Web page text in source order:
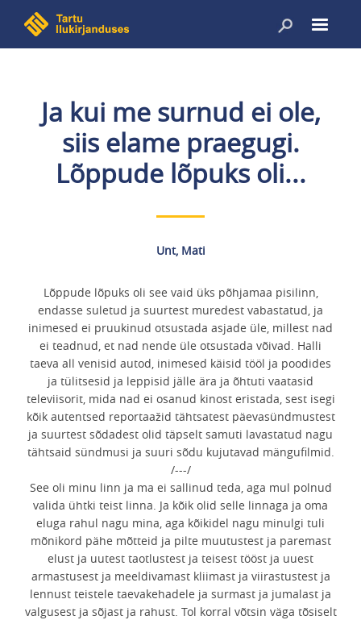
edasi
Ja kui me surnud ei ole,
siis elame praegugi.
Lõppude lõpuks oli...
Unt, Mati
Lõppude lõpuks oli see vaid üks põhjamaa pisilinn,
endasse suletud ja suurtest muredest vabastatud, ja
inimesed ei pruukinud otsustada asjade üle, millest nad
ei teadnud, et nad nende üle otsustada võivad. Halli
taeva all venisid autod, inimesed käisid tööl ja poodides
ja tülitsesid ja leppisid jälle ära ja õhtuti vaatasid
televiisorit, mida nad ei osanud kinost eristada, sest isegi
kõik autentsed reportaažid tähtsatest päevasündmustest
ja suurtest sõdadest olid täpselt samuti lavastatud nagu
tähtsaid sündmusi ja suuri sõdu kujutavad mängufilmid.
/---/
See oli minu linn ja ma ei sallinud teda, aga mul polnud
valida ühtki teist linna. Ja kõik olid selle linnaga ja oma
eluga rahul nagu mina, aga kõikidel nagu minulgi tuli
mõnikord pähe mõtteid ja pilte muutustest ja paremast
elust ja uutest taotlustest ja teisest tööst ja uuest
armastusest ja meeldivamast kliimast ja viirastustest ja
lennust teistele taevakehadele ja surmast ja jumalast ja
valgusest ja sõjast ja rahust. Tol korral võtsin väga tõsiselt